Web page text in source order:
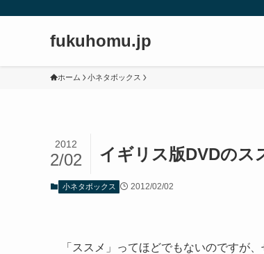
fukuhomu.jp
ホーム 小ネタボックス
イギリス版DVDのス
2012
2/02
小ネタボックス 2012/02/02
「ススメ」ってほどでもないのですが